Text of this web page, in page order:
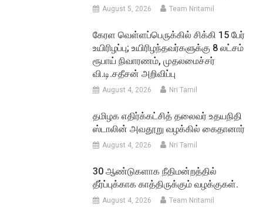
August 5, 2026 Team Nritamil
கேரள வெள்ளப்பெருக்கில் சிக்கி 15 பேர்
உயிரிழப்பு; உயிரிழந்தவர்களுக்கு 8 லட்சம்
ரூபாய் நிவாரணம், முதலமைச்சர்
வி.டி.சதீசன் அறிவிப்பு
August 4, 2026 Nri Tamil
தமிழக எதிர்க்கட்சித் தலைவர் உதயநிதி
ஸ்டாலின் அவதூறு வழக்கில் கைதானார்
August 4, 2026 Nri Tamil
30 ஆண்டுகளாக நீதிமன்றத்தில்
தீர்ப்புக்காக காத்திருக்கும் வழக்குகள்.
August 4, 2026 Team Nritamil